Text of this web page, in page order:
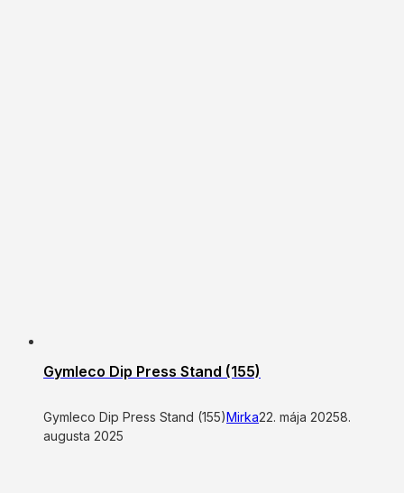
Gymleco Dip Press Stand (155)
Gymleco Dip Press Stand (155)Mirka22. mája 20258.
augusta 2025